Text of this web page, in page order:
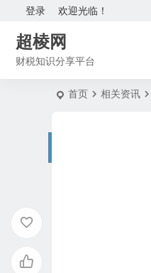
欢迎光临！
登录
超棱网
财税知识分享平台
首页 相关资讯